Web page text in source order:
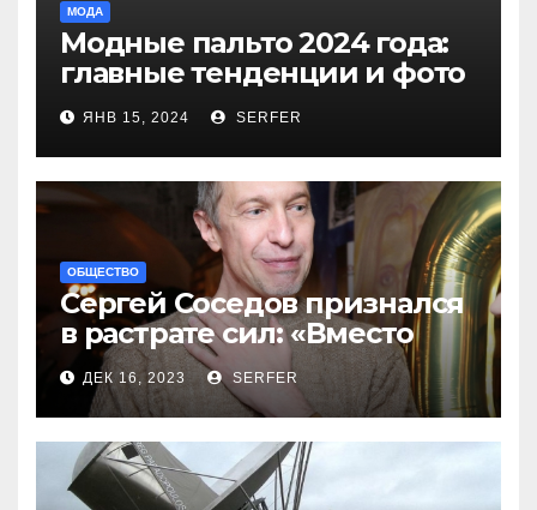
МОДА
Модные пальто 2024 года:
главные тенденции и фото
новинок
ЯНВ 15, 2024 SERFER
ОБЩЕСТВО
Сергей Соседов признался
в растрате сил: «Вместо
меня взяли Пригожина»
ДЕК 16, 2023 SERFER